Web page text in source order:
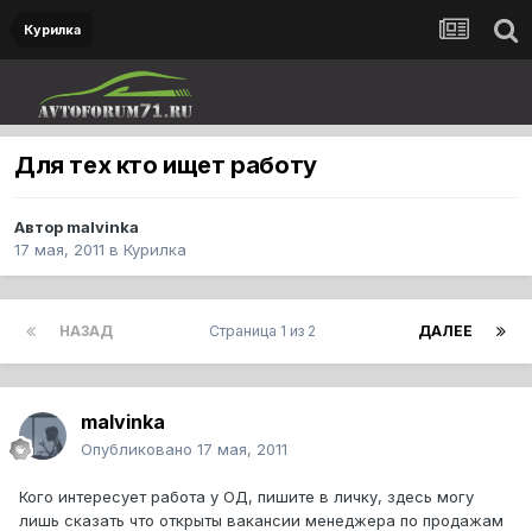
Курилка
Для тех кто ищет работу
Автор malvinka
17 мая, 2011 в Курилка
НАЗАД ДАЛЕЕ
Страница 1 из 2
malvinka
Опубликовано 17 мая, 2011
Кого интересует работа у ОД, пишите в личку, здесь могу
лишь сказать что открыты вакансии менеджера по продажам